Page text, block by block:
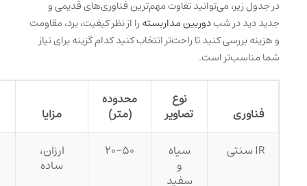
در جدول زیر، می‌توانید تفاوت مهم‌ترین فناوری‌های قدیمی و
جدید دید در شبدوربین مداربستهرا از نظر کیفیت، برد، مقاومت
و هزینه بررسی کنید تا راحت‌تر انتخاب کنید کدام گزینه برای نیاز
شما مناسب‌تر است.
فناوری
نوع
تصاویر
محدوده
(متر)
مزایا
IR سنتی
سیاه
و
سفید
۲۰-۵۰ ارزان،
ساده